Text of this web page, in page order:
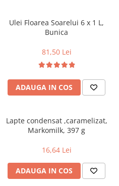
incaltaminte
Cosuri de gunoi
Baterii, acumulatori si
incarcatoare
Ulei Floarea Soarelui 6 x 1 L,
Bunica
81,50 Lei
ADAUGA IN COS
Lapte condensat ,caramelizat,
Markomilk, 397 g
16,64 Lei
ADAUGA IN COS